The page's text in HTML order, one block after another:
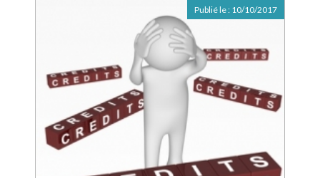
Publié le : 10/10/2017